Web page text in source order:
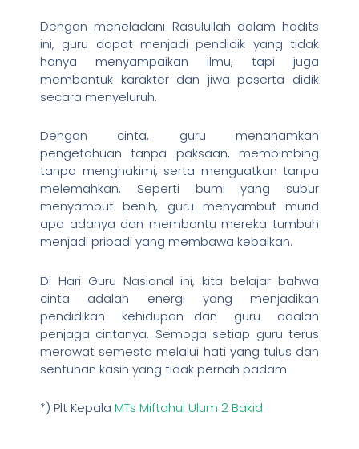
Dengan meneladani Rasulullah dalam hadits
ini, guru dapat menjadi pendidik yang tidak
hanya menyampaikan ilmu, tapi juga
membentuk karakter dan jiwa peserta didik
secara menyeluruh.
Dengan cinta, guru menanamkan
pengetahuan tanpa paksaan, membimbing
tanpa menghakimi, serta menguatkan tanpa
melemahkan. Seperti bumi yang subur
menyambut benih, guru menyambut murid
apa adanya dan membantu mereka tumbuh
menjadi pribadi yang membawa kebaikan.
Di Hari Guru Nasional ini, kita belajar bahwa
cinta adalah energi yang menjadikan
pendidikan kehidupan—dan guru adalah
penjaga cintanya. Semoga setiap guru terus
merawat semesta melalui hati yang tulus dan
sentuhan kasih yang tidak pernah padam.
*) Plt Kepala MTs Miftahul Ulum 2 Bakid